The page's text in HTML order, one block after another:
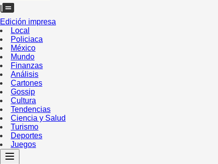
Edición impresa
Local
Policiaca
México
Mundo
Finanzas
Análisis
Cartones
Gossip
Cultura
Tendencias
Ciencia y Salud
Turismo
Deportes
Juegos